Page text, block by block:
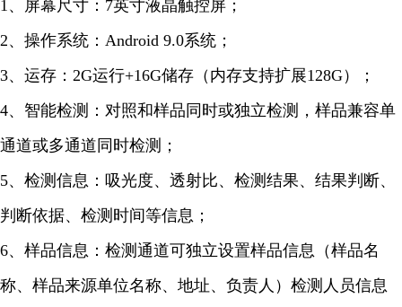
1、屏幕尺寸：7英寸液晶触控屏；
2、操作系统：Android 9.0系统；
3、运存：2G运行+16G储存（内存支持扩展128G）；
4、智能检测：对照和样品同时或独立检测，样品兼容单
通道或多通道同时检测；
5、检测信息：吸光度、透射比、检测结果、结果判断、
判断依据、检测时间等信息；
6、样品信息：检测通道可独立设置样品信息（样品名
称、样品来源单位名称、地址、负责人）检测人员信息